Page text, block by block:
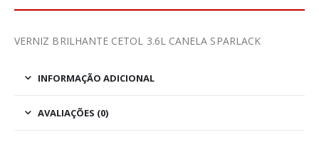
VERNIZ BRILHANTE CETOL 3.6L CANELA SPARLACK
INFORMAÇÃO ADICIONAL
AVALIAÇÕES (0)